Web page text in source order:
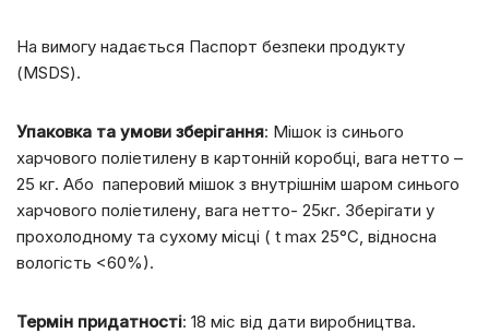
На вимогу надається Паспорт безпеки продукту
(MSDS).
Упаковка та умови зберігання: Мішок із синього
харчового поліетилену в картонній коробці, вага нетто –
25 кг. Або паперовий мішок з внутрішнім шаром синього
харчового поліетилену, вага нетто- 25кг. Зберігати у
прохолодному та сухому місці ( t max 25°С, відносна
вологість <60%).
Термін придатності: 18 міс від дати виробництва.